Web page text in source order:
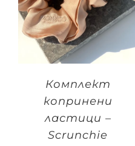
Комплект
копринени
ластици –
Scrunchie